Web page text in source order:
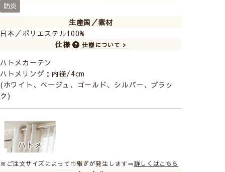
防炎
生産国／素材
日本／ポリエステル100%
仕様
仕様について >
ハトメカーテン
ハトメリング：内径/4cm
(ホワイト、ベージュ、ゴールド、シルバー、ブラッ
ク)
※ご注文サイズによって巾継ぎが発生します⇒詳しくはこちら